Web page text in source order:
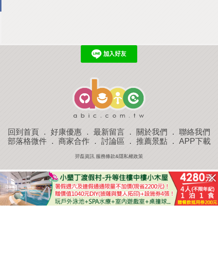
回到首頁 ． 好康優惠 ． 最新留言 ． 關於我們 ． 聯絡我們
部落格微件． 商家合作． 討論區 ． 推薦景點． APP下載
羿磊資訊 服務條款&隱私權政策